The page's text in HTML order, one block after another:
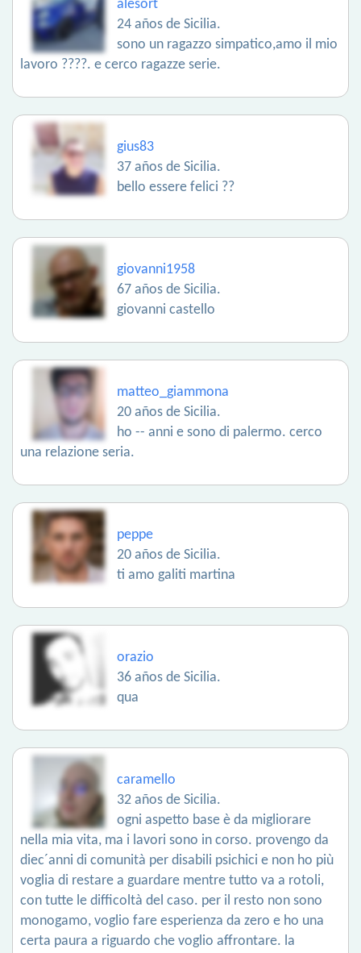
alesort
24 años de Sicilia.
sono un ragazzo simpatico,amo il mio
lavoro ????. e cerco ragazze serie.
gius83
37 años de Sicilia.
bello essere felici ??
giovanni1958
67 años de Sicilia.
giovanni castello
matteo_giammona
20 años de Sicilia.
ho -- anni e sono di palermo. cerco
una relazione seria.
peppe
20 años de Sicilia.
ti amo galiti martina
orazio
36 años de Sicilia.
qua
caramello
32 años de Sicilia.
ogni aspetto base è da migliorare
nella mia vita, ma i lavori sono in corso. provengo da
diec´anni di comunità per disabili psichici e non ho più
voglia di restare a guardare mentre tutto va a rotoli,
con tutte le difficoltà del caso. per il resto non sono
monogamo, voglio fare esperienza da zero e ho una
certa paura a riguardo che voglio affrontare. la